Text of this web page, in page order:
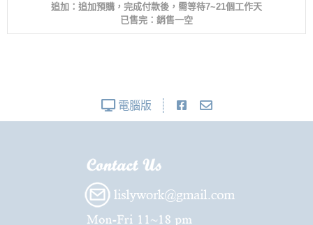
追加：追加預購，完成付款後，需等待7~21個工作天
已售完：銷售一空
電腦版